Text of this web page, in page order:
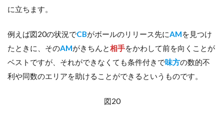
に立ちます。
例えば図20の状況でCBがボールのリリース先にAMを見つけ
たときに、そのAMがきちんと相手をかわして前を向くことが
ベストですが、それができなくても条件付きで味方の数的不
利や同数のエリアを助けることができるというものです。
図20